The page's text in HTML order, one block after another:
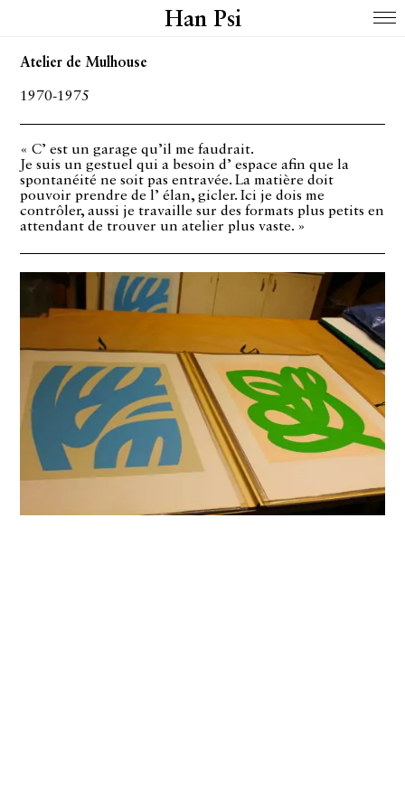
Han Psi
Atelier de Mulhouse
1970-1975
« C’ est un garage qu’il me faudrait.
Je suis un gestuel qui a besoin d’ espace afin que la
spontanéité ne soit pas entravée. La matière doit
pouvoir prendre de l’ élan, gicler. Ici je dois me
contrôler, aussi je travaille sur des formats plus petits en
attendant de trouver un atelier plus vaste. »